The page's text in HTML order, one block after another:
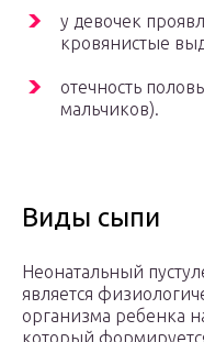
у девочек
кровянистые
отечность
мальчиков).
Виды сыпи
Неонатальный
является
организма ребенка
который